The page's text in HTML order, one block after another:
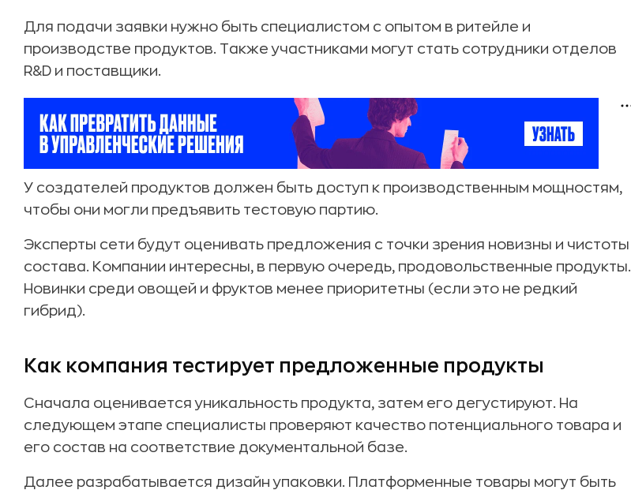
Для подачи заявки нужно быть специалистом с опытом в ритейле и
производстве продуктов. Также участниками могут стать сотрудники отделов
R&D и поставщики.
У создателей продуктов должен быть доступ к производственным мощностям,
чтобы они могли предъявить тестовую партию.
Эксперты сети будут оценивать предложения с точки зрения новизны и чистоты
состава. Компании интересны, в первую очередь, продовольственные продукты.
Новинки среди овощей и фруктов менее приоритетны (если это не редкий
гибрид).
Как компания тестирует предложенные продукты
Сначала оценивается уникальность продукта, затем его дегустируют. На
следующем этапе специалисты проверяют качество потенциального товара и
его состав на соответствие документальной базе.
Далее разрабатывается дизайн упаковки. Платформенные товары могут быть